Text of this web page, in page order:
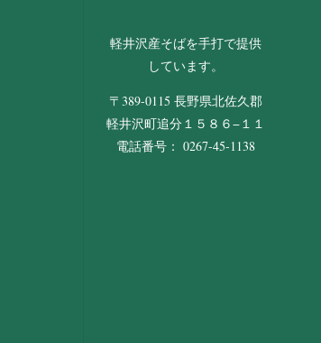
軽井沢産そばを手打で提供
しています。
〒389-0115 長野県北佐久郡
軽井沢町追分１５８６−１１
電話番号： 0267-45-1138